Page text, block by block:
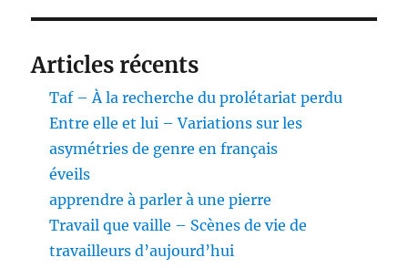
Articles récents
Taf – À la recherche du prolétariat perdu
Entre elle et lui – Variations sur les
asymétries de genre en français
éveils
apprendre à parler à une pierre
Travail que vaille – Scènes de vie de
travailleurs d’aujourd’hui